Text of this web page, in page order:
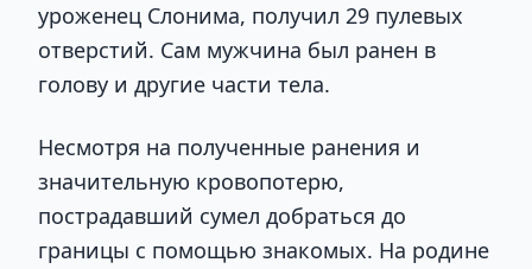
уроженец Слонима, получил 29 пулевых
отверстий. Сам мужчина был ранен в
голову и другие части тела.
Несмотря на полученные ранения и
значительную кровопотерю,
пострадавший сумел добраться до
границы с помощью знакомых. На родине